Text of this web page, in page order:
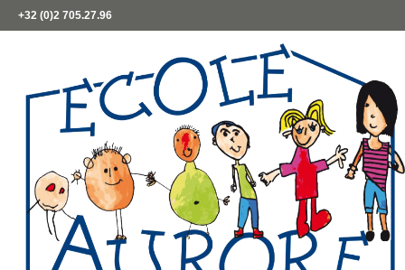
+32 (0)2 705.27.96